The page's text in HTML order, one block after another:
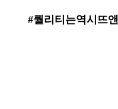
#퀄리티는역시뜨앤